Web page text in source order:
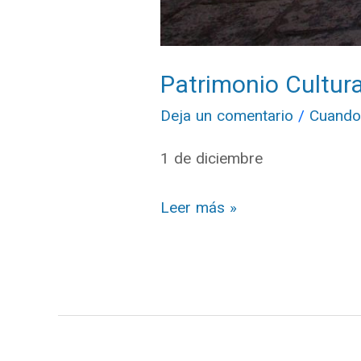
Patrimonio
Deja un comentario /
1 de diciembre
Leer más »